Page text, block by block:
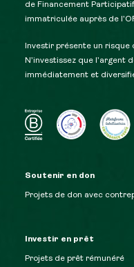
de Financement
immatriculée auprès de
Investir présente un
N’investissez que l’argent
immédiatement et
Soutenir en don
Projets de don avec
Investir en prêt
Projets de prêt rémunéré